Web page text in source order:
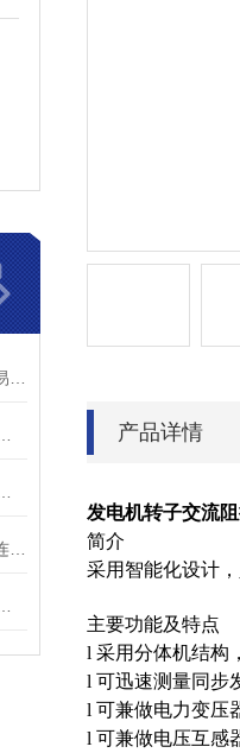
产品详情
发电机转子交流
简介
采用智能化设计
主要功能及特点
l 采用分体机结构
l 可迅速测量同步
l 可兼做电力变压
l 可兼做电压互感